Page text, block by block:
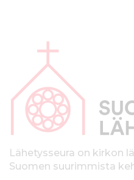
p
kLähetysseura on kirkon
Suomen suurimmista